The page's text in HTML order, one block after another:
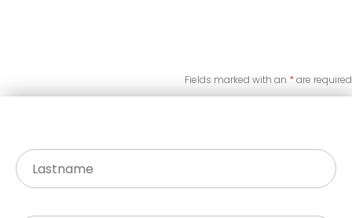
Fields marked with an *are required